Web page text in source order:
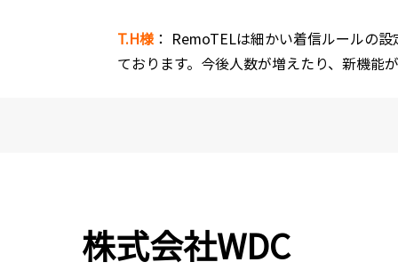
T.H様 ： RemoTELは細かい着信ルールの
ております。今後人数が増えたり、新機能
株式会社WDC